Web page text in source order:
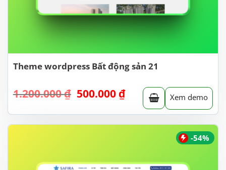
Theme wordpress Bất động sản 21
1.200.000₫ Giá
là:
1.200.000 ₫.
500.000 ₫Giá
hiện
tại
là:
Xem demo
-54%